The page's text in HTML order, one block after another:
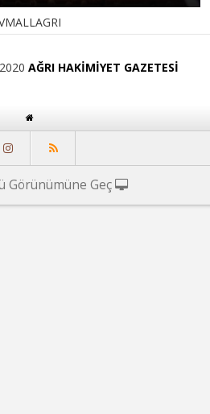
AĞRI HAKİMİYET GAZETESİ
Görünümüne Geç